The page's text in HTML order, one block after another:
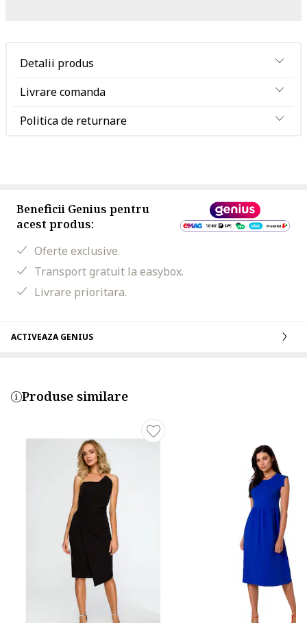
Detalii produs
Livrare comanda
Politica de returnare
Beneficii Genius pentru
acest produs:
Oferte exclusive.
Transport gratuit la easybox.
Livrare prioritara.
ACTIVEAZA GENIUS
Produse similare